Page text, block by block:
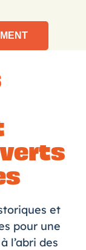
et
pour une
l’abri des